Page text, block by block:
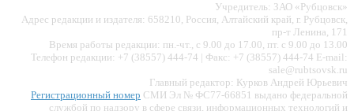
Учредитель: ЗАО «Рубцовск»
Адрес редакции и издателя: 658210, Россия, Алтайский край, г. Рубцовск,
пр-т Ленина, 171
Время работы редакции: пн.-чт., с 9.00 до 17.00, пт. с 9.00 до 13.00
Телефон редакции: +7 (38557) 444-74 | Факс: +7 (38557) 444-74 E-mail:
sale@rubtsovsk.ru
Главный редактор: Курков Андрей Юрьевич
Регистрационный номер СМИ Эл № ФС77-66851 выдано федеральной
службой по надзору в сфере связи, информационных технологий и